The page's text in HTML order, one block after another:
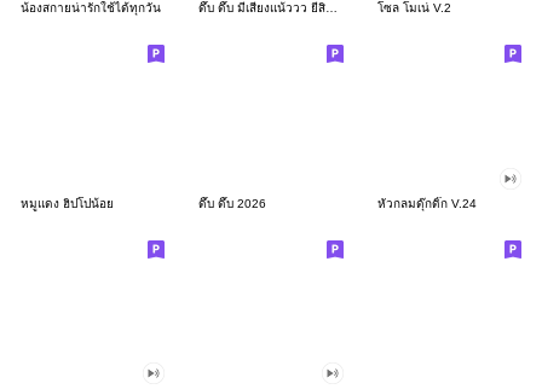
น้องสกายน่ารักใช้ได้ทุกวัน ดึ๊บ ดึ๊บ มีเสียงแน้ววว ยี่สิบสอง โซล โมเน่ V.2
หมูแดง ฮิปโปน้อย ดึ๊บ ดึ๊บ 2026 หัวกลมดุ๊กดิ๊ก V.24